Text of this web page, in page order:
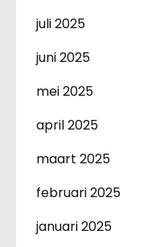
juli 2025
juni 2025
mei 2025
april 2025
maart 2025
februari 2025
januari 2025